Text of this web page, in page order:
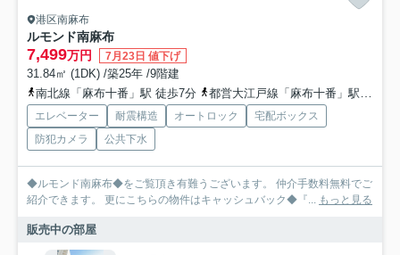
港区南麻布
ルモンド南麻布
7,499万円 7月23日 値下げ
31.84㎡ (1DK) /築25年 /9階建
南北線「麻布十番」駅 徒歩7分
都営大江戸線「麻布十番」駅 徒歩7分
エレベーター 耐震構造 オートロック
宅配ボックス
防犯カメラ
公共下水
◆ルモンド南麻布◆をご覧頂き有難うございます。 仲介手数料無料でご
紹介できます。 更にこちらの物件はキャッシュバック◆『... もっと見る
販売中の部屋